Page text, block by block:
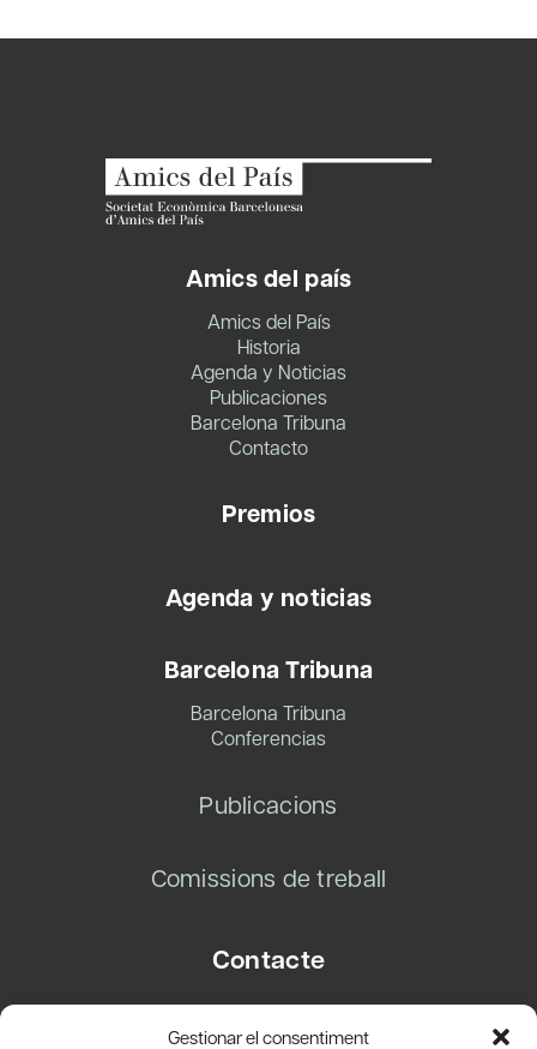
Gestionar el consentiment
Turull.
Amics del país
Amics del País
Historia
Agenda y Noticias
Publicaciones
Barcelona Tribuna
Contacto
Premios
Agenda y noticias
Barcelona Tribuna
Barcelona Tribuna
Conferencias
Publicacions
Comissions de treball
Contacte